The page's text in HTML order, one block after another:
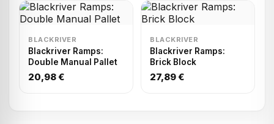
BLACKRIVER
Blackriver Ramps:
Double Manual Pallet
20,98 €
BLACKRIVER
Blackriver Ramps:
Brick Block
27,89 €